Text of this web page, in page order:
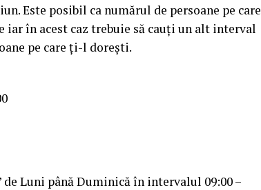
Este posibil ca numărul de persoane pe care
în acest caz trebuie să cauți un alt interval
pe care ți-l dorești.
Luni până Duminică în intervalul 09:00 –